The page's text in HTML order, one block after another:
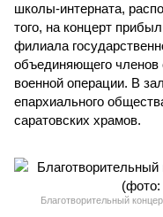
школы-интерната,
того, на концерт
филиала
объединяющего членов
военной операции. В
епархиального
саратовских храмов.
Благотворительный